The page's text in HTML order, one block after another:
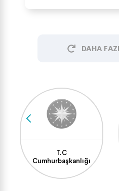
DAHA
T.C
Cumhurbaşkanlığı